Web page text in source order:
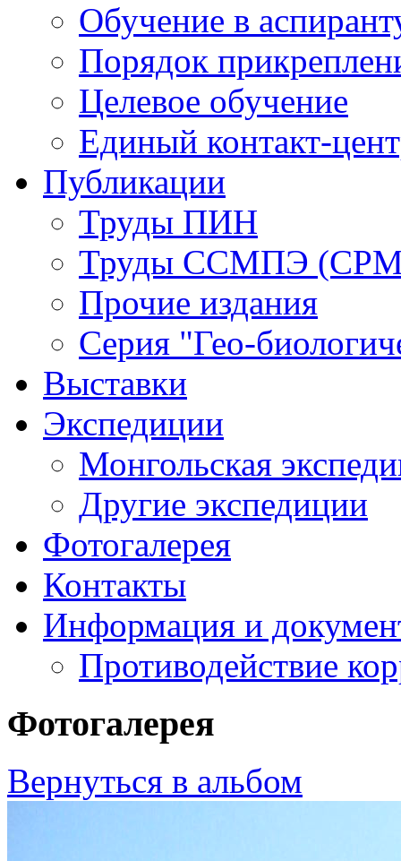
Обучение в
Порядок
Целевое обучение
Единый контакт-
Публикации
Труды ПИН
Труды ССМПЭ
Прочие издания
Серия "Гео-
Выставки
Экспедиции
Монгольская
Другие экспедиции
Фотогалерея
Контакты
Информация и
Противодействие
Фотогалерея
Вернуться в альбом